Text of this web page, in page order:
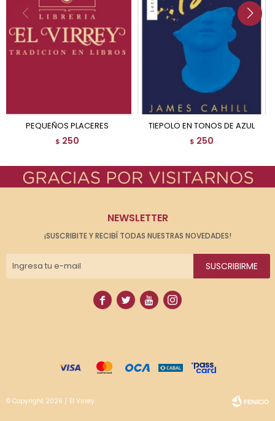
PEQUEÑOS PLACERES
$ 250
TIEPOLO EN TONOS DE AZUL
$ 250
NEWSLETTER
¡SUSCRIBITE Y RECIBÍ TODAS NUESTRAS NOVEDADES!
SUSCRIBIRME
   
© Copyright 2026 / El Virrey